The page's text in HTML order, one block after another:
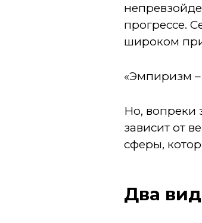
прогрессе.
широком
«Эмпиризм –
Но, вопреки
зависит от
сферы,
Два